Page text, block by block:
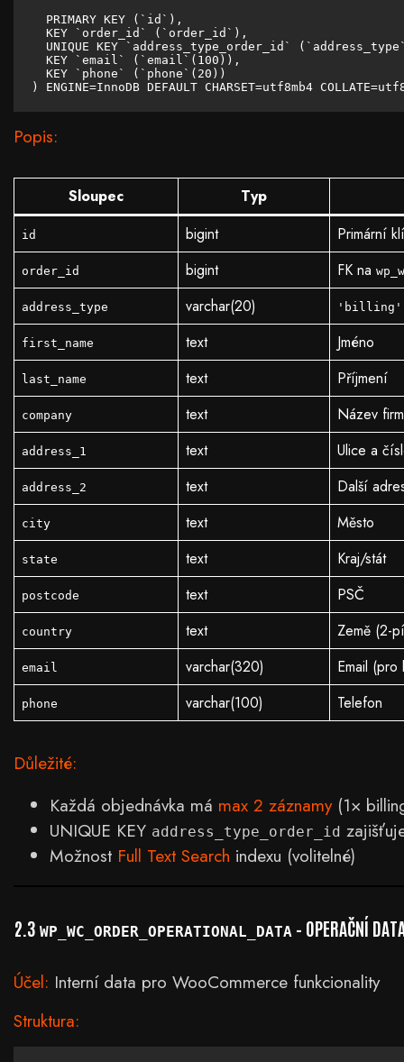
  PRIMARY KEY (`id`),
  KEY `order_id` (`order_id`),
UNIQUE KEY `address_type_order_id`
  KEY `email` (`email`(100)),
  KEY `phone` (`phone`(20))
) ENGINE=InnoDB DEFAULT CHARSET=utf8mb4
Popis:
Sloupec Typ
id bigint Primární
order_id bigint FK na
address_type varchar(20) 'billing'
first_name text Jméno
last_name text Příjmení
company text Název
address_1 text Ulice a
address_2 text Další
city text Město
state text Kraj/stát
postcode text PSČ
country text Země (2-
email varchar(320) Email
phone varchar(100) Telefon
Důležité:
Každá objednávka má max 2 záznamy(1×
UNIQUE KEY address_type_order_id
Možnost Full Text Search indexu (volitelné)
2.3 WP_WC_ORDER_OPERATIONAL_DATA – OPERAČNÍ
Účel: Interní data pro WooCommerce funkcionality
Struktura: